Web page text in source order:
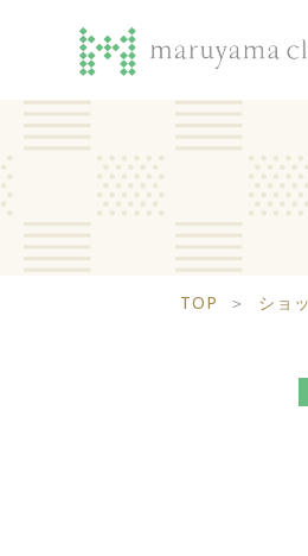
TOP ＞ ショ